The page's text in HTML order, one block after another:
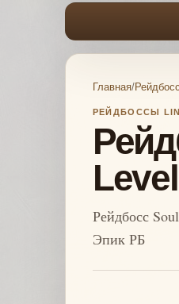
Главная/
РЕЙДБОССЫ
Рейдбосс
Эпик РБ